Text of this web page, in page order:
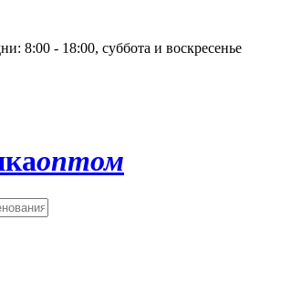
8:00 - 18:00, суббота и воскресенье
оптом